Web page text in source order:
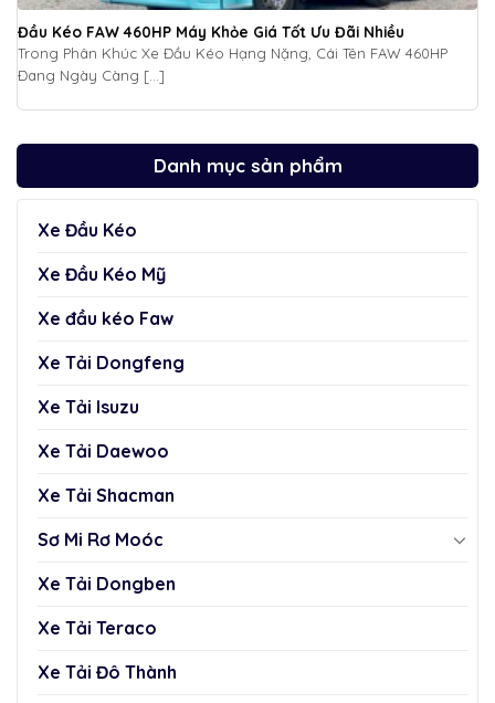
Danh mục sản phẩm
Xe Đầu Kéo
Xe Đầu Kéo Mỹ
Xe đầu kéo Faw
Xe Tải Dongfeng
Xe Tải Isuzu
Xe Tải Daewoo
Xe Tải Shacman
Sơ Mi Rơ Moóc
Xe Tải Dongben
Xe Tải Teraco
Xe Tải Đô Thành
Đầu Kéo FAW 460HP Máy Khỏe Giá Tốt Ưu Đãi Nhiều
Trong Phân Khúc Xe Đầu Kéo Hạng Nặng, Cái Tên FAW 460HP
Đang Ngày Càng [...]